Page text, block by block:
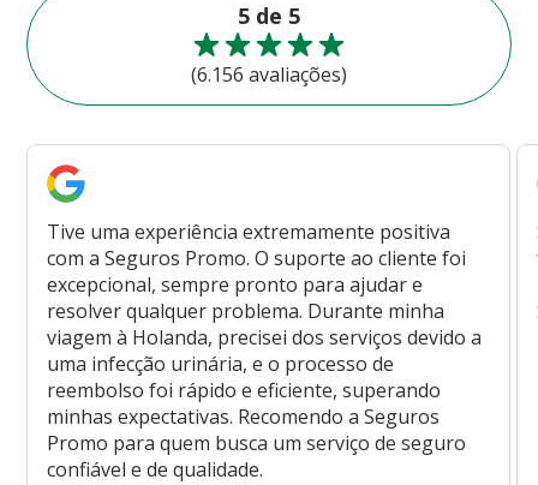
5 de 5
(6.156 avaliações)
Tive uma experiência extremamente positiva
com a Seguros Promo. O suporte ao cliente foi
excepcional, sempre pronto para ajudar e
resolver qualquer problema. Durante minha
viagem à Holanda, precisei dos serviços devido a
uma infecção urinária, e o processo de
reembolso foi rápido e eficiente, superando
minhas expectativas. Recomendo a Seguros
Promo para quem busca um serviço de seguro
confiável e de qualidade.